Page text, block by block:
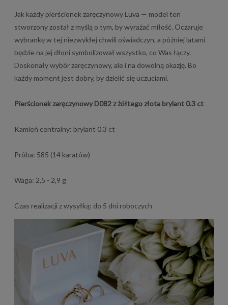
Jak każdy pierścionek zaręczynowy Luva — model ten
stworzony został z myślą o tym, by wyrażać miłość. Oczaruje
wybrankę w tej niezwykłej chwili oświadczyn, a później latami
będzie na jej dłoni symbolizował wszystko, co Was łączy.
Doskonały wybór zaręczynowy, ale i na dowolną okazję. Bo
każdy moment jest dobry, by dzielić się uczuciami.
Pierścionek zaręczynowy D082 z żółtego złota brylant 0.3 ct
Kamień centralny: brylant 0.3 ct
Próba: 585 (14 karatów)
Waga: 2,5 - 2,9 g
Czas realizacji z wysyłką: do 5 dni roboczych